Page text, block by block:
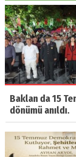
Baklan da 15
dönümü anıldı.